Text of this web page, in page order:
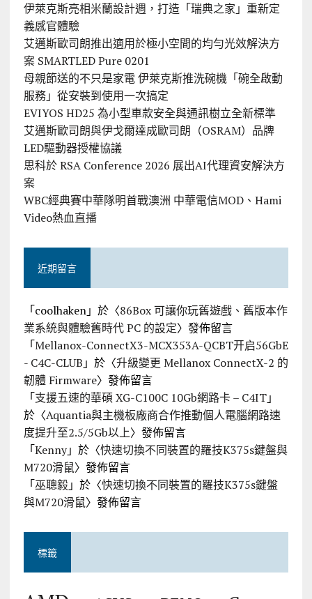
伊萊克斯亮相米蘭設計週，打造「瑞典之家」重新定
義感官體驗
艾邁斯歐司朗推出適用於極小空間的均勻光效解決方
案 SMARTLED Pure 0201
母親節送的不只是家電 伊萊克斯推洗碗機「碗全啟動
服務」從安裝到使用一次搞定
EVIYOS HD25 為小型車款安全與通訊樹立全新標準
艾邁斯歐司朗與伊戈爾達成歐司朗（OSRAM）品牌
LED驅動器授權協議
思科於 RSA Conference 2026 展出AI代理資安解決方
案
WBC經典賽中華隊明首戰澳洲 中華電信MOD、Hami
Video熱血直播
近期留言
「coolhaken」於〈86Box 可讓你玩舊遊戲、舊版本作
業系統與體驗舊時代 PC 的設定〉發佈留言
「Mellanox-ConnectX3-MCX353A-QCBT开启56GbE
- C4C-CLUB 」於〈升級變更 Mellanox ConnectX-2 的
韌體 Firmware〉發佈留言
「支援五速的華碩 XG-C100C 10Gb網路卡 – C4IT」
於〈Aquantia與主機板廠商合作推動個人電腦網路速
度提升至2.5/5Gb以上〉發佈留言
「Kenny」於〈快速切換不同裝置的羅技K375s鍵盤與
M720滑鼠〉發佈留言
「巫聰毅」於〈快速切換不同裝置的羅技K375s鍵盤
與M720滑鼠〉發佈留言
標籤